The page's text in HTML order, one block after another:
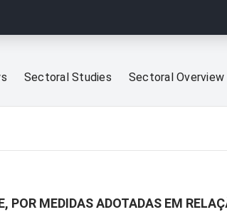
Sectoral Studies Sectoral Overview
POR MEDIDAS ADOTADAS EM